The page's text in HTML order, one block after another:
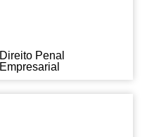
Direito Penal
Empresarial